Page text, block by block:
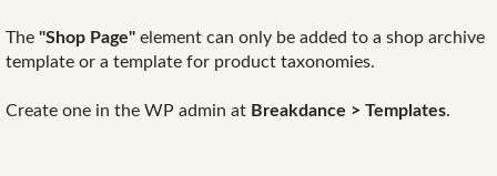
The "Shop Page" element can only be added to a shop archive
template or a template for product taxonomies.
Create one in the WP admin at Breakdance > Templates.